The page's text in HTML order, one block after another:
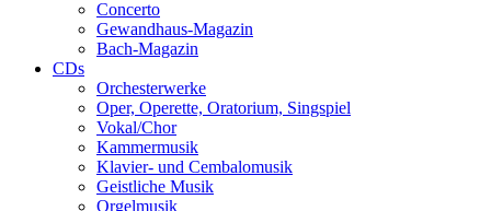
Concerto
Gewandhaus-Magazin
Bach-Magazin
CDs
Orchesterwerke
Oper, Operette, Oratorium, Singspiel
Vokal/Chor
Kammermusik
Klavier- und Cembalomusik
Geistliche Musik
Orgelmusik